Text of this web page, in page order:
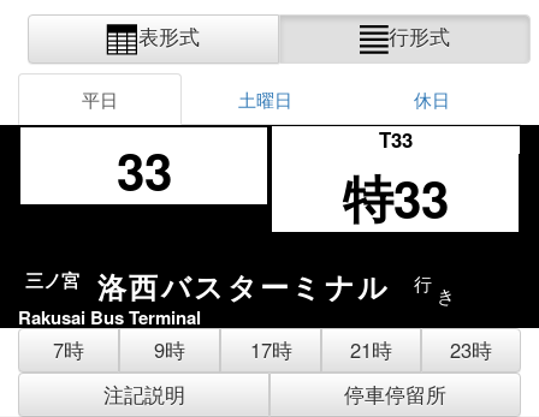
表形式 行形式
平日 土曜日 休日
33 T33
特33
三ノ宮 洛西バスターミナル 行 き
Rakusai Bus Terminal
7時 9時 17時 21時
23時
注記説明
停車停留所